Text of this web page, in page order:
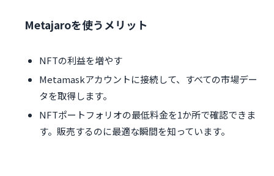
Metajaroを使うメリット
NFTの利益を増やす
Metamaskアカウントに接続して、すべての市場デー
タを取得します。
NFTポートフォリオの最低料金を1か所で確認できま
す。販売するのに最適な瞬間を知っています。